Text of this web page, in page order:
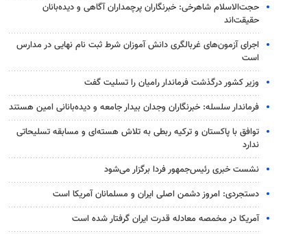
حجت‌الاسلام شاهرخی: خبرنگاران پرچمداران آگاهی و دیده‌بانان
حقیقت‌اند
اجرای آزمون‌های غربالگری دانش آموزان شرط ثبت نام نهایی در مدارس
است
وزیر کشور درگذشت فرماندار رامیان را تسلیت گفت
فرماندار سلسله: خبرنگاران وجدان بیدار جامعه و دیده‌بانانی امین هستند
توافق با پاکستان و ترکیه ربطی به تلاش هسته‌ای و مسابقه تسلیحاتی
ندارد
نشست خبری رئیس‌جمهور فردا برگزار می‌شود
دستجردی: امروز دشمن اصلی ایران و مسلمانان آمریکا است
آمریکا در مخمصه معادله قدرت ایران گرفتار شده است